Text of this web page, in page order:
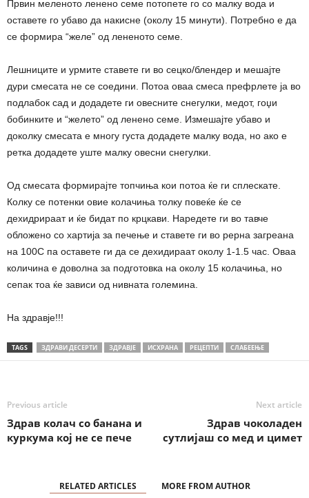
Првин меленото ленено семе потопете го со малку вода и
оставете го убаво да накисне (околу 15 минути). Потребно е да
се формира “желе” од лененото семе.
Лешниците и урмите ставете ги во сецко/блендер и мешајте
дури смесата не се соедини. Потоа оваа смеса префрлете ја во
подлабок сад и додадете ги овесните снегулки, медот, гоџи
бобинките и “желето” од ленено семе. Измешајте убаво и
доколку смесата е многу густа додадете малку вода, но ако е
ретка додадете уште малку овесни снегулки.
Од смесата формирајте топчиња кои потоа ќе ги сплескате.
Колку се потенки овие колачиња толку повеќе ќе се
дехидрираат и ќе бидат по крцкави. Наредете ги во тавче
обложено со хартија за печење и ставете ги во рерна загреана
на 100С па оставете ги да се дехидираат околу 1-1.5 час. Оваа
количина е доволна за подготовка на околу 15 колачиња, но
сепак тоа ќе зависи од нивната големина.
На здравје!!!
TAGS ЗДРАВИ ДЕСЕРТИ ЗДРАВЈЕ ИСХРАНА РЕЦЕПТИ СЛАБЕЕЊЕ
Previous article
Здрав колач со банана и
куркума кој не се пече
Next article
Здрав чоколаден
сутлијаш со мед и цимет
RELATED ARTICLES MORE FROM AUTHOR